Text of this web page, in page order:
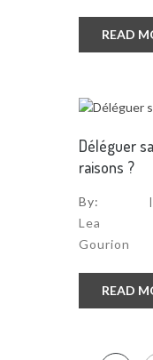
READ
Déléguer
raisons ?
By:
Lea
Gourion
READ